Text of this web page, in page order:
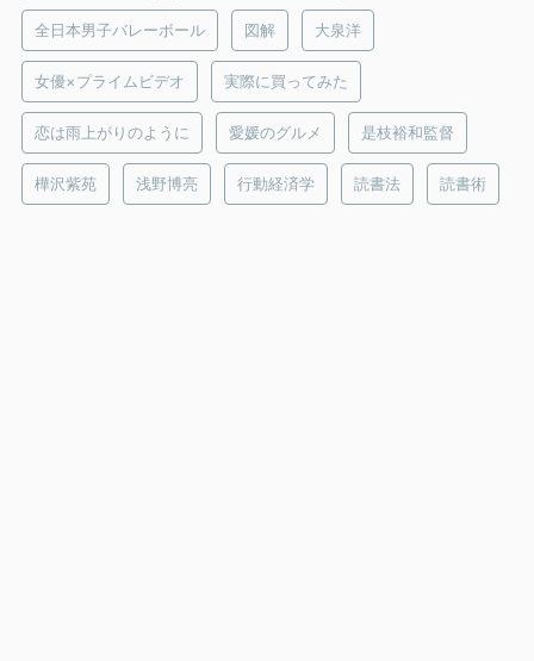
全日本男子バレーボール 図解 大泉洋
女優×プライムビデオ 実際に買ってみた
恋は雨上がりのように 愛媛のグルメ 是枝裕和監督
樺沢紫苑 浅野博亮 行動経済学 読書法 読書術